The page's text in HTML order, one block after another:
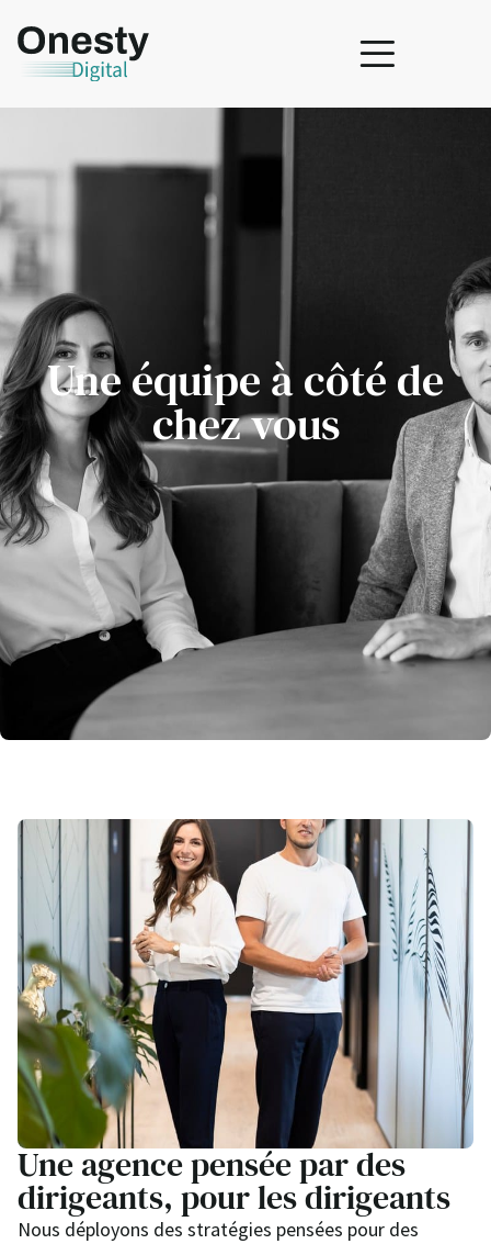
Une équipe à côté de
chez vous
Une agence pensée par des
dirigeants, pour les dirigeants
Nous déployons des stratégies pensées pour des